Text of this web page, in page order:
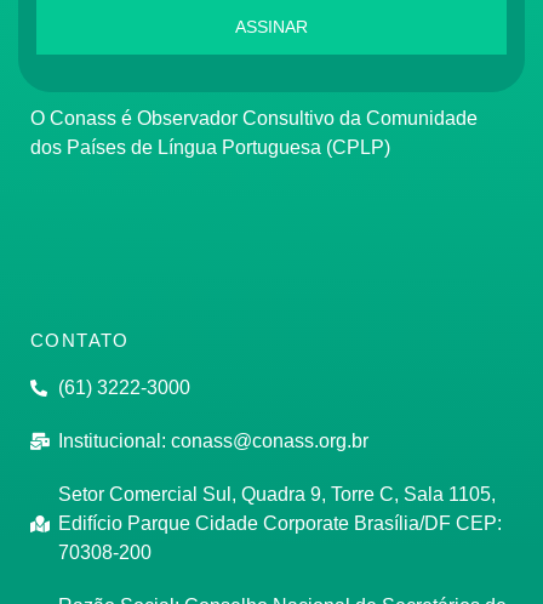
ASSINAR
O Conass é Observador Consultivo da Comunidade
dos Países de Língua Portuguesa (CPLP)
CONTATO
(61) 3222-3000
Institucional: conass@conass.org.br
Setor Comercial Sul, Quadra 9, Torre C, Sala 1105,
Edifício Parque Cidade Corporate Brasília/DF CEP:
70308-200